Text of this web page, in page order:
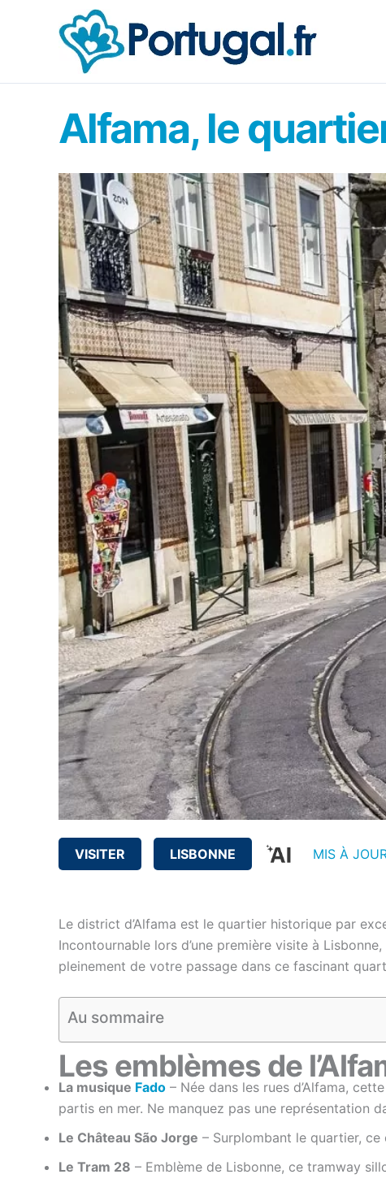
Alfama, le
VISITER LISBONNE MIS À
Le district d’Alfama est le quartier historique par
Incontournable lors d’une première visite à
pleinement de votre passage dans ce fascinant
Au sommaire
Les emblèmes de
La musique Fado – Née dans les rues d’Alfama,
partis en mer. Ne manquez pas une représentation
Le Château São Jorge – Surplombant le quartier,
Le Tram 28 – Emblème de Lisbonne, ce tramway